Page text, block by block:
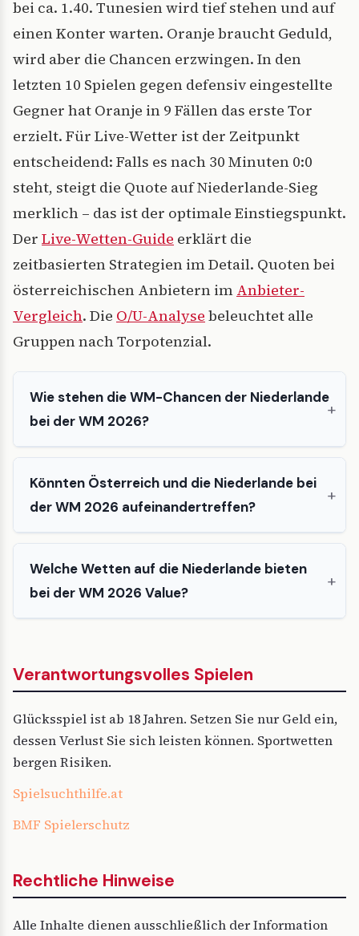
bei ca. 1.40. Tunesien wird tief stehen und auf
einen Konter warten. Oranje braucht Geduld,
wird aber die Chancen erzwingen. In den
letzten 10 Spielen gegen defensiv eingestellte
Gegner hat Oranje in 9 Fällen das erste Tor
erzielt. Für Live-Wetter ist der Zeitpunkt
entscheidend: Falls es nach 30 Minuten 0:0
steht, steigt die Quote auf Niederlande-Sieg
merklich – das ist der optimale Einstiegspunkt.
Der Live-Wetten-Guide erklärt die
zeitbasierten Strategien im Detail. Quoten bei
österreichischen Anbietern im Anbieter-
Vergleich. Die O/U-Analyse beleuchtet alle
Gruppen nach Torpotenzial.
Wie stehen die WM-Chancen der Niederlande
bei der WM 2026?
Könnten Österreich und die Niederlande bei
der WM 2026 aufeinandertreffen?
Welche Wetten auf die Niederlande bieten
bei der WM 2026 Value?
Verantwortungsvolles Spielen
Glücksspiel ist ab 18 Jahren. Setzen Sie nur Geld ein,
dessen Verlust Sie sich leisten können. Sportwetten
bergen Risiken.
Spielsuchthilfe.at
BMF Spielerschutz
Rechtliche Hinweise
Alle Inhalte dienen ausschließlich der Information